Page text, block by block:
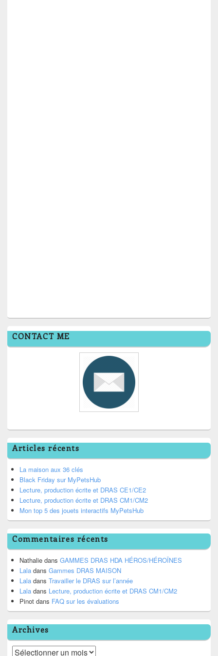
CONTACT ME
Articles récents
La maison aux 36 clés
Black Friday sur MyPetsHub
Lecture, production écrite et DRAS CE1/CE2
Lecture, production écrite et DRAS CM1/CM2
Mon top 5 des jouets interactifs MyPetsHub
Commentaires récents
Nathalie dans GAMMES DRAS HDA HÉROS/HÉROÏNES
Lala dans Gammes DRAS MAISON
Lala dans Travailler le DRAS sur l’année
Lala dans Lecture, production écrite et DRAS CM1/CM2
Pinot dans FAQ sur les évaluations
Archives
Archives